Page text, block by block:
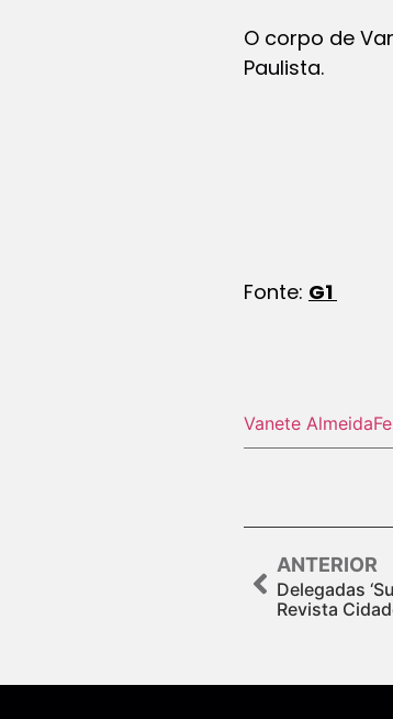
O corpo de
Paulista.
Fonte: G1
Vanete Almeida
ANTERIOR
Delegadas
Revista